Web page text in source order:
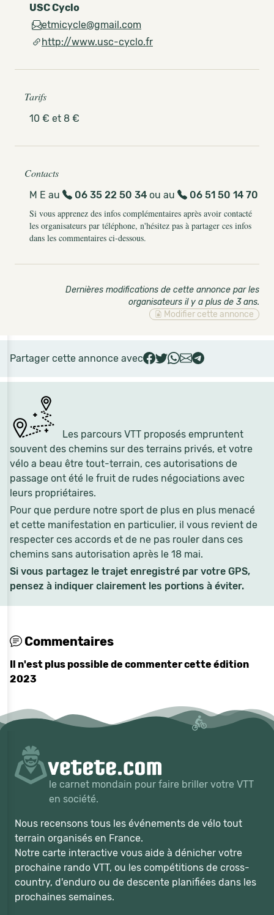
Les parcours VTT proposés empruntent
souvent des chemins sur des terrains privés, et votre
vélo a beau être tout-terrain, ces autorisations de
passage ont été le fruit de rudes négociations avec
leurs propriétaires.
Pour que perdure notre sport de plus en plus menacé
et cette manifestation en particulier, il vous revient de
respecter ces accords et de ne pas rouler dans ces
chemins sans autorisation après le 18 mai.
Si vous partagez le trajet enregistré par votre GPS,
pensez à indiquer clairement les portions à éviter.
USC Cyclo
etmicycle@gmail.com
http://www.usc-cyclo.fr
Tarifs
10 € et 8 €
Contacts
M E au 06 35 22 50 34 ou au
06 51 50 14 70
Si vous apprenez des infos complémentaires après avoir contacté
les organisateurs par téléphone, n'hésitez pas à partager ces infos
dans les commentaires ci-dessous.
Dernières modifications de cette annonce par les
organisateurs il y a plus de 3 ans.
Modifier cette annonce
Partager cette annonce avec
Commentaires
Il n'est plus possible de commenter cette édition
2023
le carnet mondain pour faire briller votre VTT
en société.
Nous recensons tous les événements de vélo tout
terrain organisés en France.
Notre carte interactive vous aide à dénicher votre
prochaine rando VTT, ou les compétitions de cross-
country, d'enduro ou de descente planifiées dans les
prochaines semaines.